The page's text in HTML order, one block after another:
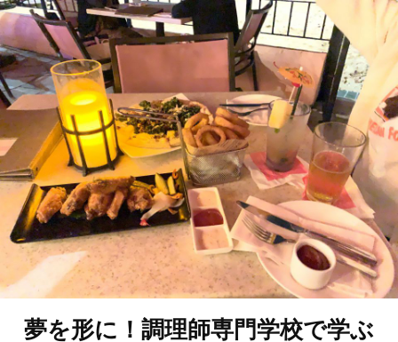
夢を形に！調理師専門学校で学ぶ